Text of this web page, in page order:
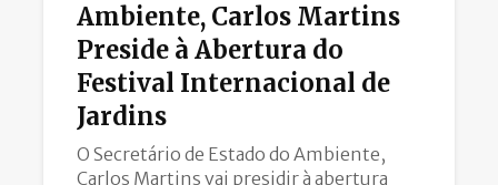
Ambiente, Carlos Martins
Preside à Abertura do
Festival Internacional de
Jardins
O Secretário de Estado do Ambiente,
Carlos Martins vai presidir à abertura